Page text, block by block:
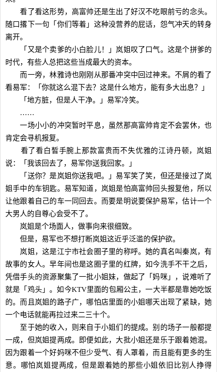
看了看这形势，高富帅还是生出了好汉不吃眼前亏的念头。
随口撂下一句「你们等着」这种没营养的屁话，怨气冲天的转身
离开。
「又是个卖爹的小白脸儿！」岚姐叹了口气。这是个拼爹的
时代，有些人总把这些当成最大的资本。
而一旁，林雅诗也刚刚从那番冲突中回过神来。不屑的看了
看易军：「你就这么混下去？这是什么地方，能有多大出息？」
「地方脏，但是人干净。」易军冷笑。
……
一场小小的冲突暂时平息，虽然那高富帅肯定不会罢休，也
肯定会寻机报复。
看了看白皙手腕上那款富贵而不失优雅的江诗丹顿，岚姐
说：「我该回去了，易军你送我回家。」
「送你？是岚姐你送我吧。」易军笑了笑，但还是接过了岚
姐手中的车钥匙。易军知道，岚姐是怕高富帅回头报复他，所以
让他跟着自己的车一同回去。而要是明说要保护易军，估计一个
大男人的自尊心会受不了。
岚姐是个场面人，做事向来很细致。
但是，易军也不想打断岚姐这近乎泛滥的保护欲。
岚姐，这是江宁市社会圈子里的称呼。她的真名叫秦岚，有
故事的女人。早年间也是这圈子里的红牌，如今洗手不干之后，
凭借手头的资源聚集了一批小姐妹，做起了「妈咪」，说难听了
就是「鸡头」。如今KTV里面的包厢公主，一大半都是靠她吃饭
的。而且岚姐的路子广，哪怕店里面的小姐哪天出现了紧缺，她
一个电话就能再拉过来二三十个。
至于她的收入，则来自于小姐们的提成。别的场子一般都提
一成，但岚姐提两成。即便如此，大批小姐还是乐于跟着她混。
因为跟着一个好妈咪不但少受气、有人罩着，而且能有更多的生
意。哪怕岚姐提两成，但是跟着她的那些小姐依旧比别人挣得